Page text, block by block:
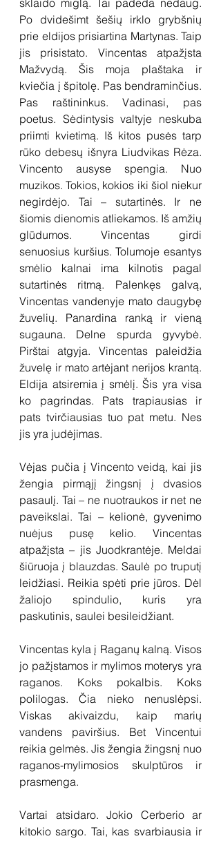
Po dvidešimt šešių irklo grybšnių
prie eldijos prisiartina Martynas. Taip
jis prisistato. Vincentas atpažįsta
Mažvydą. Šis moja plaštaka ir
kviečia į špitolę. Pas bendraminčius.
Pas raštininkus. Vadinasi, pas
poetus. Sėdintysis valtyje neskuba
priimti kvietimą. Iš kitos pusės tarp
rūko debesų išnyra Liudvikas Rėza.
Vincento ausyse spengia. Nuo
muzikos. Tokios, kokios iki šiol niekur
negirdėjo. Tai – sutartinės. Ir ne
šiomis dienomis atliekamos. Iš amžių
glūdumos. Vincentas girdi
senuosius kuršius. Tolumoje esantys
smėlio kalnai ima kilnotis pagal
sutartinės ritmą. Palenkęs galvą,
Vincentas vandenyje mato daugybę
žuvelių. Panardina ranką ir vieną
sugauna. Delne spurda gyvybė.
Pirštai atgyja. Vincentas paleidžia
žuvelę ir mato artėjant nerijos krantą.
Eldija atsiremia į smėlį. Šis yra visa
ko pagrindas. Pats trapiausias ir
pats tvirčiausias tuo pat metu. Nes
jis yra judėjimas.
Vėjas pučia į Vincento veidą, kai jis
žengia pirmąjį žingsnį į dvasios
pasaulį. Tai – ne nuotraukos ir net ne
paveikslai. Tai – kelionė, gyvenimo
nuėjus pusę kelio. Vincentas
atpažįsta – jis Juodkrantėje. Meldai
šiūruoja į blauzdas. Saulė po truputį
leidžiasi. Reikia spėti prie jūros. Dėl
žaliojo spindulio, kuris yra
paskutinis, saulei besileidžiant.
Vincentas kyla į Raganų kalną. Visos
jo pažįstamos ir mylimos moterys yra
raganos. Koks pokalbis. Koks
polilogas. Čia nieko nenuslėpsi.
Viskas akivaizdu, kaip marių
vandens paviršius. Bet Vincentui
reikia gelmės. Jis žengia žingsnį nuo
raganos-mylimosios skulptūros ir
prasmenga.
Vartai atsidaro. Jokio Cerberio ar
kitokio sargo. Tai, kas svarbiausia ir